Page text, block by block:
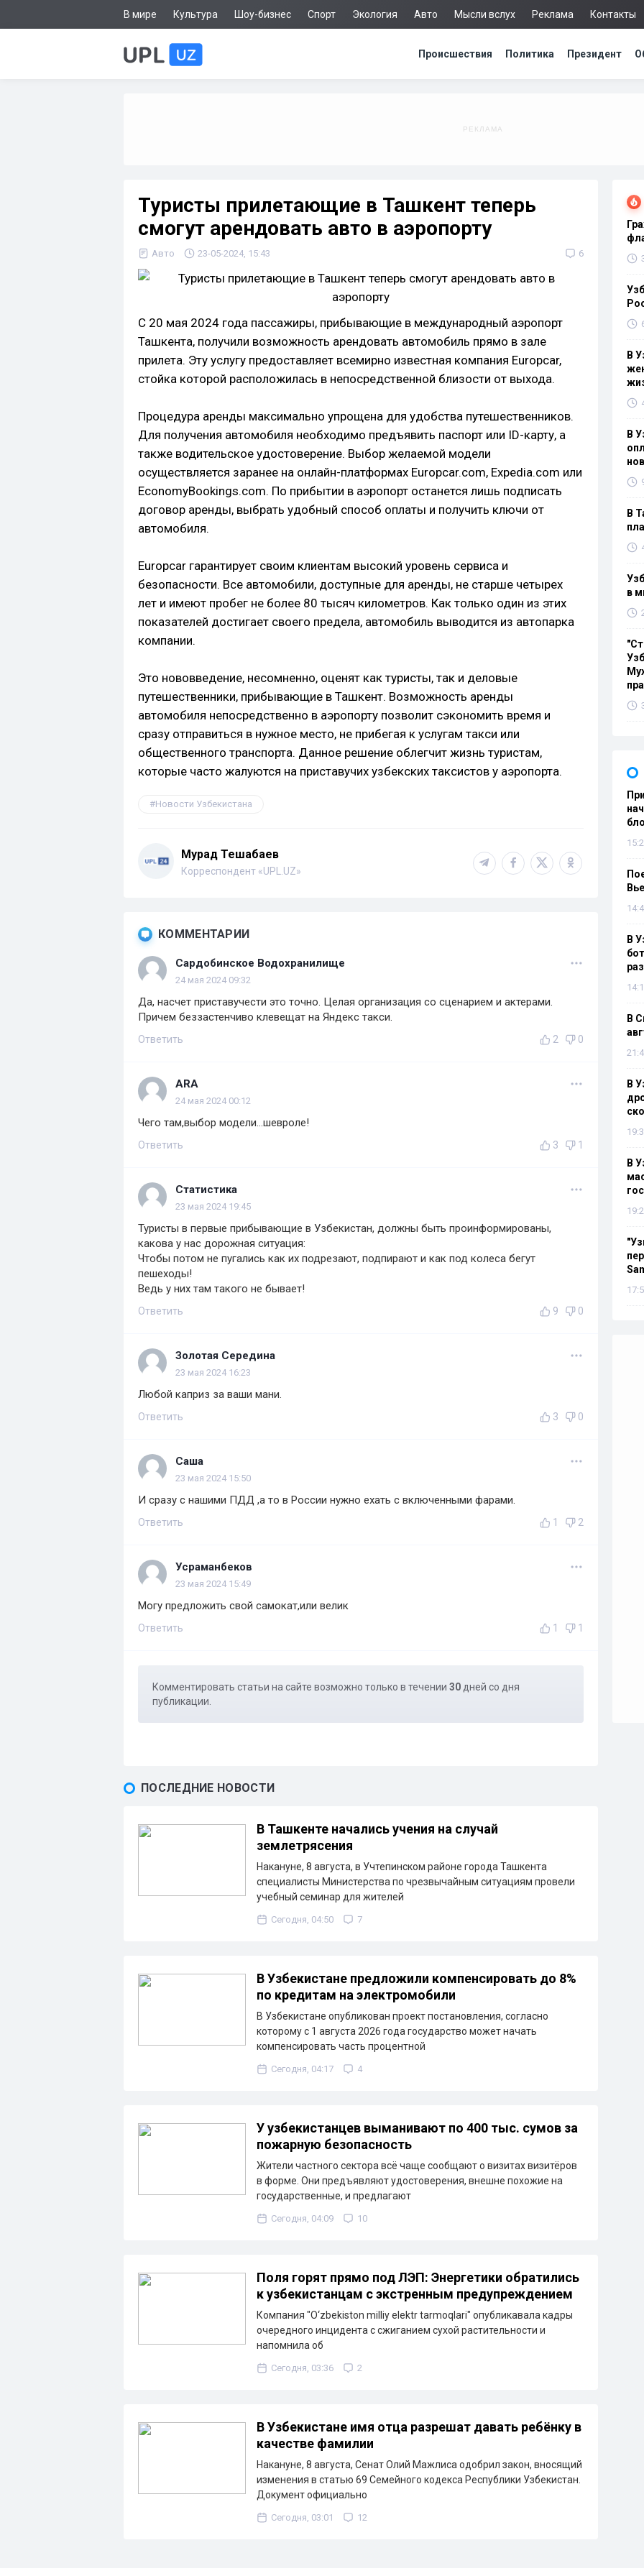
В мире Культура Шоу-бизнес Спорт Экология Авто Мысли вслух Реклама Контакты
Происшествия Политика Президент
Туристы прилетающие в Ташкент теперь
смогут арендовать авто в аэропорту
Авто 23-05-2024, 15:43 6
С 20 мая 2024 года пассажиры, прибывающие в международный аэропорт
Ташкента, получили возможность арендовать автомобиль прямо в зале
прилета. Эту услугу предоставляет всемирно известная компания Europcar,
стойка которой расположилась в непосредственной близости от выхода.
Процедура аренды максимально упрощена для удобства путешественников.
Для получения автомобиля необходимо предъявить паспорт или ID-карту, а
также водительское удостоверение. Выбор желаемой модели
осуществляется заранее на онлайн-платформах Europcar.com, Expedia.com или
EconomyBookings.com. По прибытии в аэропорт останется лишь подписать
договор аренды, выбрать удобный способ оплаты и получить ключи от
автомобиля.
Europcar гарантирует своим клиентам высокий уровень сервиса и
безопасности. Все автомобили, доступные для аренды, не старше четырех
лет и имеют пробег не более 80 тысяч километров. Как только один из этих
показателей достигает своего предела, автомобиль выводится из автопарка
компании.
Это нововведение, несомненно, оценят как туристы, так и деловые
путешественники, прибывающие в Ташкент. Возможность аренды
автомобиля непосредственно в аэропорту позволит сэкономить время и
сразу отправиться в нужное место, не прибегая к услугам такси или
общественного транспорта. Данное решение облегчит жизнь туристам,
которые часто жалуются на приставучих узбекских таксистов у аэропорта.
Новости Узбекистана
Мурад Тешабаев
Корреспондент «UPL.UZ»
КОММЕНТАРИИ
Сардобинское Водохранилище
24 мая 2024 09:32
Да, насчет приставучести это точно. Целая организация со сценарием и актерами.
Причем беззастенчиво клевещат на Яндекс такси.
Ответить 2 0
ARA
24 мая 2024 00:12
Чего там,выбор модели...шевроле!
Ответить 3 1
Статистика
23 мая 2024 19:45
Туристы в первые прибывающие в Узбекистан, должны быть проинформированы,
какова у нас дорожная ситуация:
Чтобы потом не пугались как их подрезают, подпирают и как под колеса бегут
пешеходы!
Ведь у них там такого не бывает!
Ответить 9 0
Золотая Середина
23 мая 2024 16:23
Любой каприз за ваши мани.
Ответить 3 0
Саша
23 мая 2024 15:50
И сразу с нашими ПДД ,а то в России нужно ехать с включенными фарами.
Ответить 1 2
Усраманбеков
23 мая 2024 15:49
Могу предложить свой самокат,или велик
Ответить 1 1
Комментировать статьи на сайте возможно только в течении 30 дней со дня
публикации.
ПОСЛЕДНИЕ НОВОСТИ
В Ташкенте начались учения на случай
землетрясения
Накануне, 8 августа, в Учтепинском районе города Ташкента
специалисты Министерства по чрезвычайным ситуациям провели
учебный семинар для жителей
Сегодня, 04:50 7
В Узбекистане предложили компенсировать до 8%
по кредитам на электромобили
В Узбекистане опубликован проект постановления, согласно
которому с 1 августа 2026 года государство может начать
компенсировать часть процентной
Сегодня, 04:17 4
У узбекистанцев выманивают по 400 тыс. сумов за
пожарную безопасность
Жители частного сектора всё чаще сообщают о визитах визитёров
в форме. Они предъявляют удостоверения, внешне похожие на
государственные, и предлагают
Сегодня, 04:09 10
Поля горят прямо под ЛЭП: Энергетики обратились
к узбекистанцам с экстренным предупреждением
Компания "O‘zbekiston milliy elektr tarmoqlari" опубликавала кадры
очередного инцидента с сжиганием сухой растительности и
напомнила об
Сегодня, 03:36 2
В Узбекистане имя отца разрешат давать ребёнку в
качестве фамилии
Накануне, 8 августа, Сенат Олий Мажлиса одобрил закон, вносящий
изменения в статью 69 Семейного кодекса Республики Узбекистан.
Документ официально
Сегодня, 03:01 12
В
В
В
в
В
В
В
В